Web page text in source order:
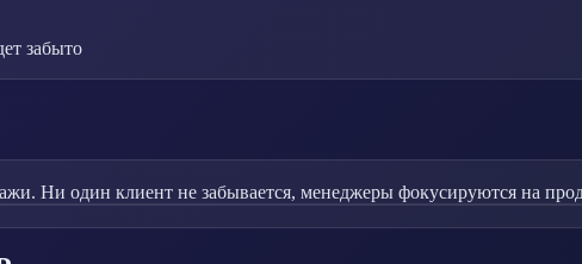
забыто
Ни один клиент не забывается, менеджеры фокусируются на